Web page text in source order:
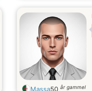
Massa50 år gammel